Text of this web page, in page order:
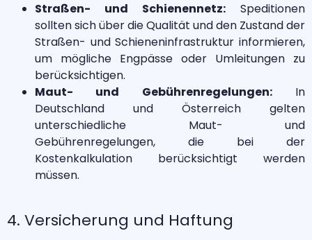
Straßen- und Schienennetz: Speditionen
sollten sich über die Qualität und den Zustand der
Straßen- und Schieneninfrastruktur informieren,
um mögliche Engpässe oder Umleitungen zu
berücksichtigen.
Maut- und Gebührenregelungen:In
Deutschland und Österreich gelten
unterschiedliche Maut- und
Gebührenregelungen, die bei der
Kostenkalkulation berücksichtigt werden
müssen.
4. Versicherung und Haftung